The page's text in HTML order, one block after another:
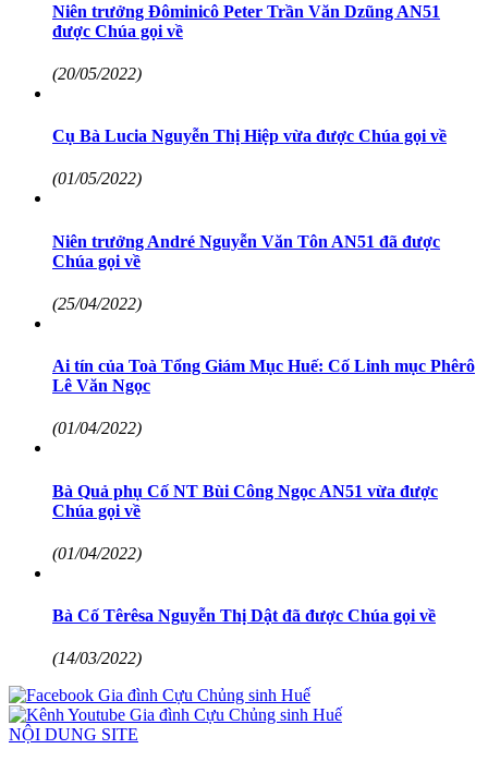
Niên trưởng Đôminicô Peter Trần Văn Dzũng AN51
được Chúa gọi về
(20/05/2022)
Cụ Bà Lucia Nguyễn Thị Hiệp vừa được Chúa gọi về
(01/05/2022)
Niên trưởng André Nguyễn Văn Tôn AN51 đã được
Chúa gọi về
(25/04/2022)
Ai tín của Toà Tổng Giám Mục Huế: Cố Linh mục Phêrô
Lê Văn Ngọc
(01/04/2022)
Bà Quả phụ Cố NT Bùi Công Ngọc AN51 vừa được
Chúa gọi về
(01/04/2022)
Bà Cố Têrêsa Nguyễn Thị Dật đã được Chúa gọi về
(14/03/2022)
NỘI DUNG SITE